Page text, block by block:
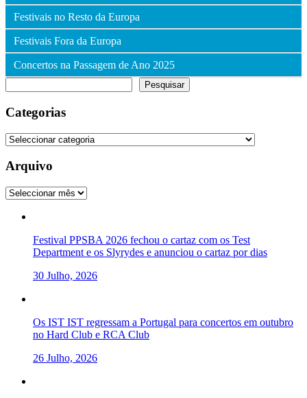
Festivais no Resto da Europa
Festivais Fora da Europa
Concertos na Passagem de Ano 2025
Pesquisar
Categorias
Categorias
Arquivo
Arquivo
Festival PPSBA 2026 fechou o cartaz com os Test
Department e os Slyrydes e anunciou o cartaz por dias
30 Julho, 2026
Os IST IST regressam a Portugal para concertos em outubro
no Hard Club e RCA Club
26 Julho, 2026